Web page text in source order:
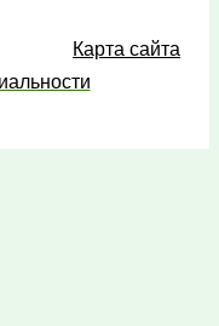
Карта сайта